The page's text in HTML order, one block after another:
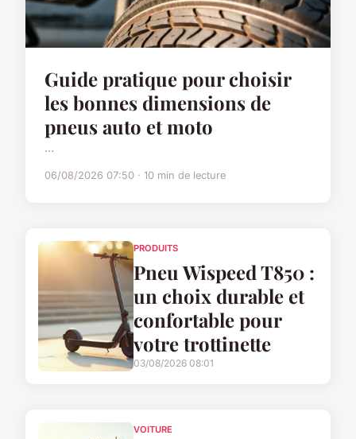
Guide pratique pour choisir
les bonnes dimensions de
pneus auto et moto
...
06/08/2026 07:50 · 10 min de lecture
PRODUITS
Pneu Wispeed T850 :
un choix durable et
confortable pour
votre trottinette
03/08/2026 08:01
VOITURE